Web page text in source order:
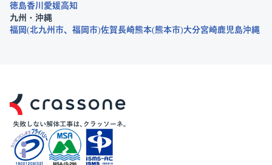
徳島香川 愛媛高知
九州・沖縄
福岡 北九州市 福岡市 佐賀長崎熊本 熊本市 大分宮崎鹿児島沖縄